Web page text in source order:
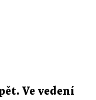
Ve vedení